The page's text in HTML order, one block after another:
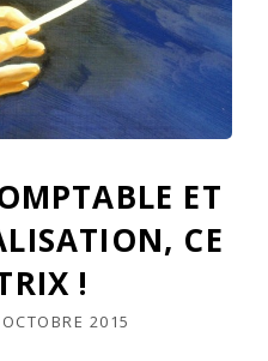
ET
CE
!
2015